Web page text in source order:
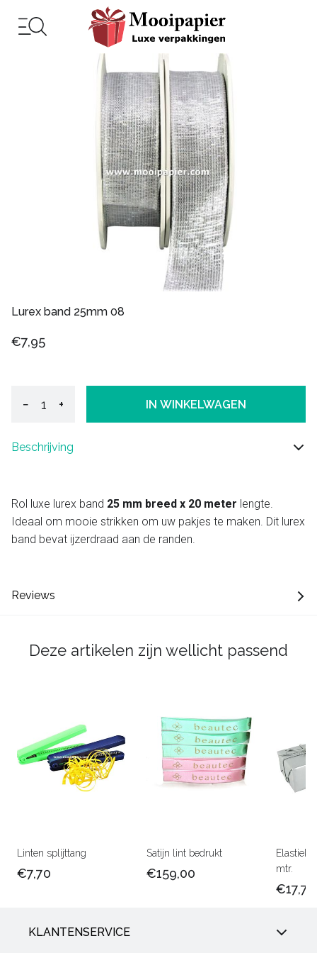
Lurex band 25mm 08
€7,95
− + IN WINKELWAGEN
Beschrijving
Rol luxe lurex band 25 mm breed x 20 meter lengte.
Ideaal om mooie strikken om uw pakjes te maken. Dit lurex
band bevat ijzerdraad aan de randen.
Reviews
Deze artikelen zijn wellicht passend
Linten splijttang
€7,70
Satijn lint bedrukt
€159,00
Elastiek
mtr.
€17,75
KLANTENSERVICE